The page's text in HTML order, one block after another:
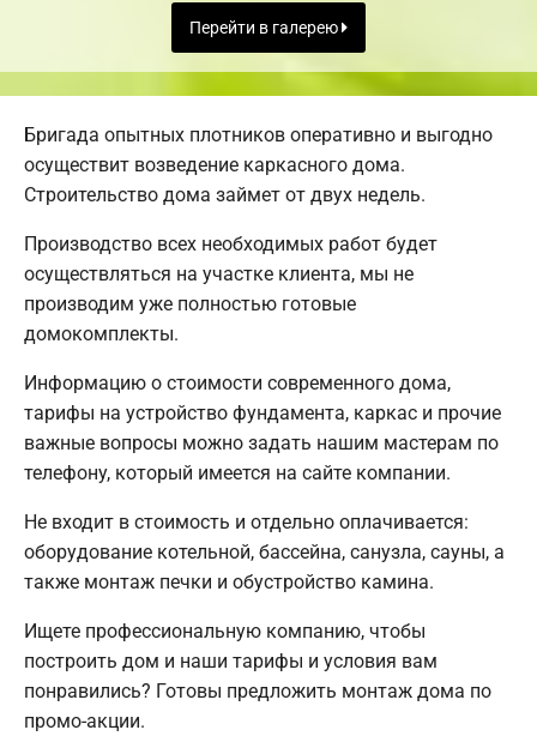
Перейти в галерею
Бригада опытных плотников оперативно и выгодно
осуществит возведение каркасного дома.
Строительство дома займет от двух недель.
Производство всех необходимых работ будет
осуществляться на участке клиента, мы не
производим уже полностью готовые
домокомплекты.
Информацию о стоимости современного дома,
тарифы на устройство фундамента, каркас и прочие
важные вопросы можно задать нашим мастерам по
телефону, который имеется на сайте компании.
Не входит в стоимость и отдельно оплачивается:
оборудование котельной, бассейна, санузла, сауны, а
также монтаж печки и обустройство камина.
Ищете профессиональную компанию, чтобы
построить дом и наши тарифы и условия вам
понравились? Готовы предложить монтаж дома по
промо-акции.